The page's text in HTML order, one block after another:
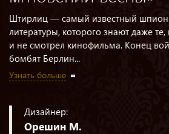
Штирлиц — самый известный шпион
литературы, которого знают даже
и не смотрел кинофильма. Конец
бомбят Берлин...
Узнать больше
Дизайнер:
Орешин М.